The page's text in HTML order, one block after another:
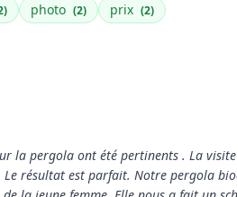
photo (2) prix (2)
la pergola ont été pertinents . La
résultat est parfait. Notre pergola